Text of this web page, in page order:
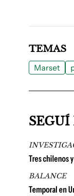
TEMAS
Marset
Tres chilenos
BALANCE
Temporal en